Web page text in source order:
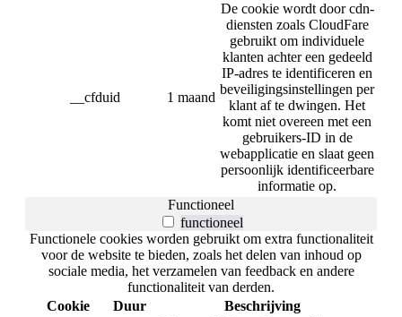
__cfduid 1 maand
De cookie wordt door cdn-
diensten zoals CloudFare
gebruikt om individuele
klanten achter een gedeeld
IP-adres te identificeren en
beveiligingsinstellingen per
klant af te dwingen. Het
komt niet overeen met een
gebruikers-ID in de
webapplicatie en slaat geen
persoonlijk identificeerbare
informatie op.
Functioneel
functioneel
Functionele cookies worden gebruikt om extra functionaliteit
voor de website te bieden, zoals het delen van inhoud op
sociale media, het verzamelen van feedback en andere
functionaliteit van derden.
Cookie
Duur Beschrijving